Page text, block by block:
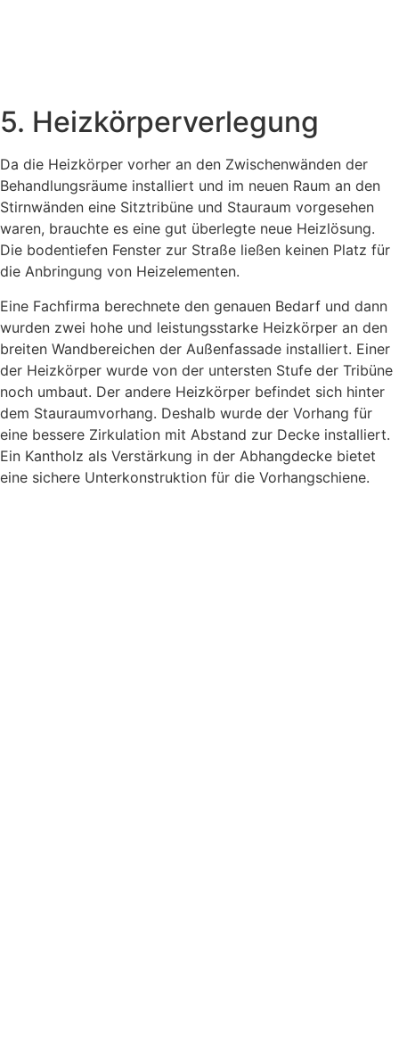
5. Heizkörperverlegung
Da die Heizkörper vorher an den Zwischenwänden der
Behandlungsräume installiert und im neuen Raum an den
Stirnwänden eine Sitztribüne und Stauraum vorgesehen
waren, brauchte es eine gut überlegte neue Heizlösung.
Die bodentiefen Fenster zur Straße ließen keinen Platz für
die Anbringung von Heizelementen.
Eine Fachfirma berechnete den genauen Bedarf und dann
wurden zwei hohe und leistungsstarke Heizkörper an den
breiten Wandbereichen der Außenfassade installiert. Einer
der Heizkörper wurde von der untersten Stufe der Tribüne
noch umbaut. Der andere Heizkörper befindet sich hinter
dem Stauraumvorhang. Deshalb wurde der Vorhang für
eine bessere Zirkulation mit Abstand zur Decke installiert.
Ein Kantholz als Verstärkung in der Abhangdecke bietet
eine sichere Unterkonstruktion für die Vorhangschiene.